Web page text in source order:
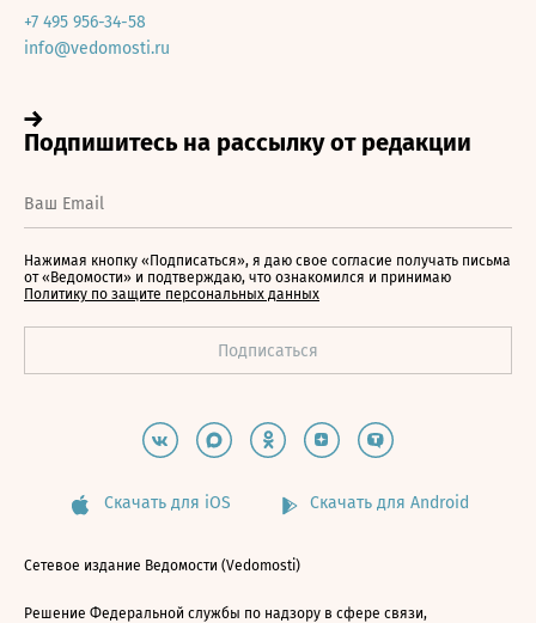
+7 495 956-34-58
info@vedomosti.ru
Нажимая кнопку «Подписаться», я даю свое согласие получать письма
от «Ведомости» и подтверждаю, что ознакомился и принимаю
Политику по защите персональных данных
Скачать для iOS Скачать для Android
Сетевое издание Ведомости (Vedomosti)
Решение Федеральной службы по надзору в сфере связи,